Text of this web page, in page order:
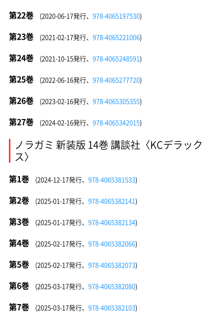
第22巻 (2020-06-17発行、 978-4065197530)
第23巻 (2021-02-17発行、 978-4065221006)
第24巻 (2021-10-15発行、 978-4065248591)
第25巻 (2022-06-16発行、 978-4065277720)
第26巻 (2023-02-16発行、 978-4065305355)
第27巻 (2024-02-16発行、 978-4065342015)
ノラガミ 新装版 14巻 講談社〈KCデラック
ス〉
第1巻 (2024-12-17発行、 978-4065381533)
第2巻 (2025-01-17発行、 978-4065382141)
第3巻 (2025-01-17発行、 978-4065382134)
第4巻 (2025-02-17発行、 978-4065382066)
第5巻 (2025-02-17発行、 978-4065382073)
第6巻 (2025-03-17発行、 978-4065382080)
第7巻 (2025-03-17発行、 978-4065382103)